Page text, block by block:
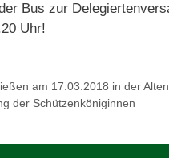
Bus zur
Uhr!
am 17.03.2018 in der
der Schützenköniginnen